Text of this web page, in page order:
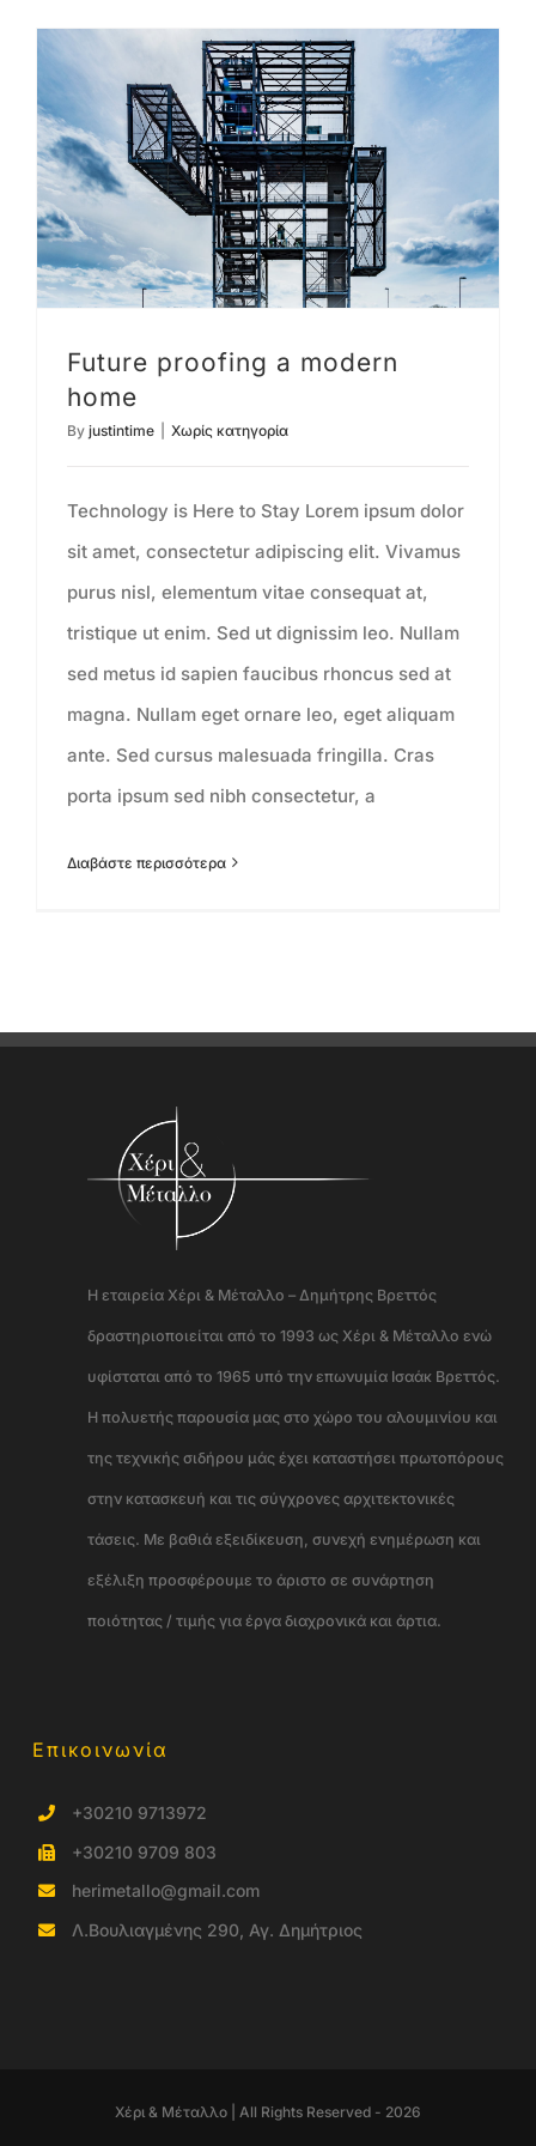
Future proofing a modern
home
By justintime Χωρίς κατηγορία
Technology is Here to Stay Lorem ipsum dolor
sit amet, consectetur adipiscing elit. Vivamus
purus nisl, elementum vitae consequat at,
tristique ut enim. Sed ut dignissim leo. Nullam
sed metus id sapien faucibus rhoncus sed at
magna. Nullam eget ornare leo, eget aliquam
ante. Sed cursus malesuada fringilla. Cras
porta ipsum sed nibh consectetur, a
Διαβάστε περισσότερα
Η εταιρεία Χέρι & Μέταλλο – Δημήτρης Βρεττός
δραστηριοποιείται από το 1993 ως Χέρι & Μέταλλο ενώ
υφίσταται από το 1965 υπό την επωνυμία Ισαάκ Βρεττός.
Η πολυετής παρουσία μας στο χώρο του αλουμινίου και
της τεχνικής σιδήρου μάς έχει καταστήσει πρωτοπόρους
στην κατασκευή και τις σύγχρονες αρχιτεκτονικές
τάσεις. Με βαθιά εξειδίκευση, συνεχή ενημέρωση και
εξέλιξη προσφέρουμε το άριστο σε συνάρτηση
ποιότητας / τιμής για έργα διαχρονικά και άρτια.
Επικοινωνία
+30210 9713972
+30210 9709 803
herimetallo@gmail.com
Λ.Βουλιαγμένης 290, Αγ. Δημήτριος
Χέρι & Μέταλλο | All Rights Reserved - 2026